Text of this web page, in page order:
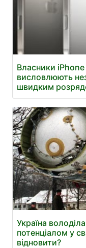
Власники
висловлюють
швидким
Україна
потенціалом у
відновити?